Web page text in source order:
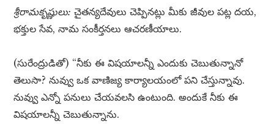
శ్రీరామకృష్ణులు: చైతన్యదేవులు చెప్పినట్లు మీకు జీవుల పట్ల దయ,
భక్తుల సేవ, నామ సంకీర్తనలు ఆచరణీయాలు.
(సురేంద్రుడితో) “నీకు ఈ విషయాలన్నీ ఎందుకు చెబుతున్నానో
తెలుసా? నువ్వు ఒక వాణిజ్య కార్యాలయంలో పని చేస్తున్నావు.
నువ్వు ఎన్నో పనులు చేయవలసి ఉంటుంది. అందుకే నీకు ఈ
విషయాలన్నీ చెబుతున్నాను.